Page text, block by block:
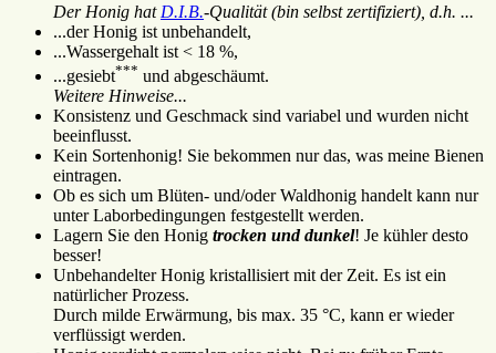
Der Honig hat D.I.B.-Qualität (bin selbst zertifiziert), d.h. ...
...der Honig ist unbehandelt,
...Wassergehalt ist < 18 %,
...gesiebt*** und abgeschäumt.
Weitere Hinweise...
Konsistenz und Geschmack sind variabel und wurden nicht
beeinflusst.
Kein Sortenhonig! Sie bekommen nur das, was meine Bienen
eintragen.
Ob es sich um Blüten- und/oder Waldhonig handelt kann nur
unter Laborbedingungen festgestellt werden.
Lagern Sie den Honig trocken und dunkel! Je kühler desto
besser!
Unbehandelter Honig kristallisiert mit der Zeit. Es ist ein
natürlicher Prozess.
Durch milde Erwärmung, bis max. 35 °C, kann er wieder
verflüssigt werden.